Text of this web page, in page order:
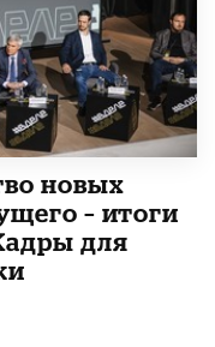
новых
– итоги
для